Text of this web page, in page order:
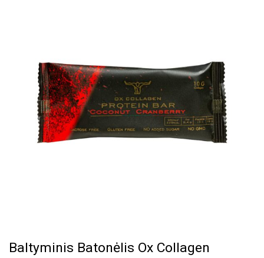
Baltyminis Batonėlis Ox Collagen